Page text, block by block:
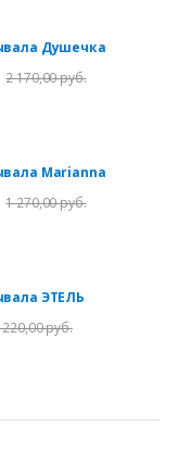
Душечка
2 170,00 руб.
Marianna
1 270,00 руб.
ЭТЕЛЬ
220,00 руб.